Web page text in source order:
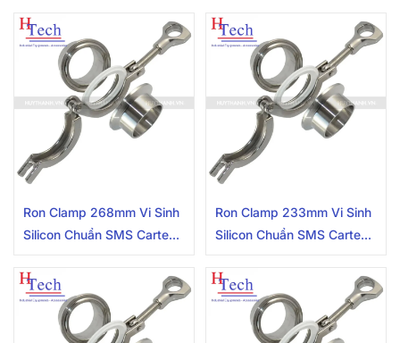
Ron Clamp 268mm Vi Sinh
Silicon Chuẩn SMS Carten
Ron Clamp 233mm Vi Sinh
Silicon Chuẩn SMS Carten